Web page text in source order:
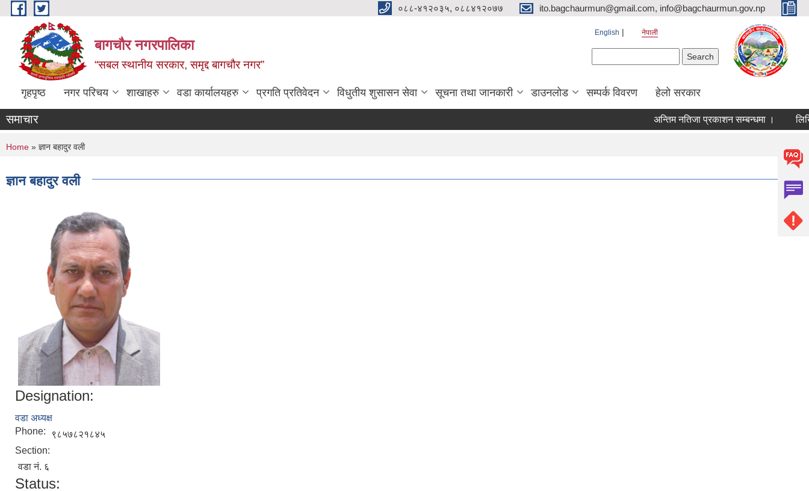
Skip to main content ०८८-४१२०३५, ०८८४१२०७७ ito.bagchaurmun@gmail.com, info@bagchaurmun.gov.np
बागचौर नगरपालिका
“सबल स्थानीय सरकार, समृद्द बागचौर नगर”
English नेपाली
गृहपृष्ठ नगर परिचय शाखाहरु वडा ‍कार्यालयहरु प्रगति प्रतिवेदन विधुतीय शुसासन सेवा सूचना तथा जानकारी डाउनलोड सम्पर्क विवरण हेलो सरकार
समाचार अन्तिम नतिजा प्रकाशन सम्बन्धमा ।
You are here
Home » ज्ञान बहादुर वली
ज्ञान बहादुर वली
Designation:
वडा अध्यक्ष
Phone:
९८५७८२१८४५
Section:
वडा नं. ६
Status: